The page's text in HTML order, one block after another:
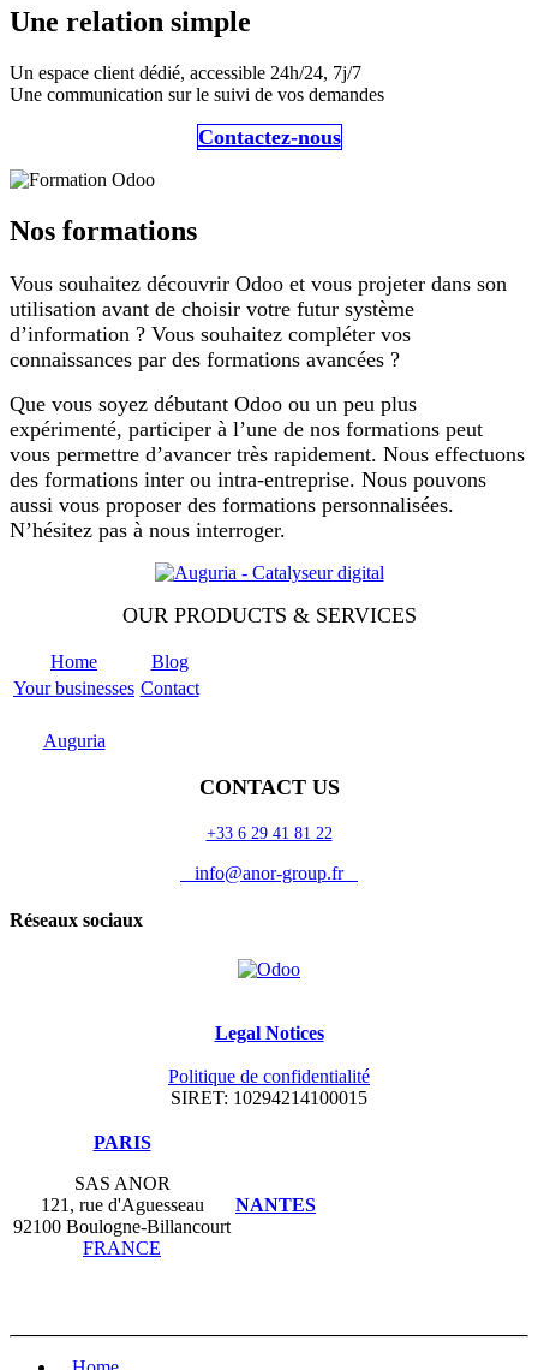
Une relation simple
Un espace client dédié, accessible 24h/24, 7j/7
Une communication sur le suivi de vos demandes
Contactez-nous
Nos formations
Vous souhaitez découvrir Odoo et vous projeter dans son
utilisation avant de choisir votre futur système
d’information ? Vous souhaitez compléter vos
connaissances par des formations avancées ?
Que vous soyez débutant Odoo ou un peu plus
expérimenté, participer à l’une de nos formations peut
vous permettre d’avancer très rapidement. Nous effectuons
des formations inter ou intra-entreprise. Nous pouvons
aussi vous proposer des formations personnalisées.
N’hésitez pas à nous interroger.
OUR PRODUCTS & SERVICES
Home
Blog
Your businesses Contact
Auguria
CONTACT US
+33 6 29 41 81 22
info@anor-group.fr
Réseaux sociaux
Legal Notices
Politique de confidentialité
SIRET: 10294214100015
​PARIS
SAS ANOR
121, rue d'Aguesseau
92100 Boulogne-Billancourt
FRANCE
NANTES